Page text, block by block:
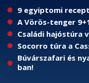
9 egyiptomi
A Vörös-tenger
Családi hajóstúra
Socorro túra a
Búvárszafari és
ban!